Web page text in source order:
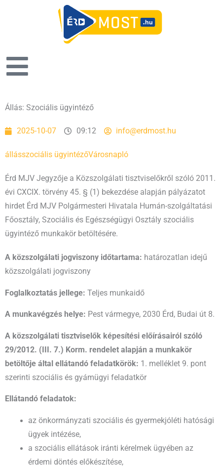
Állás: Szociális ügyintéző
2025-10-07 09:12 info@erdmost.hu
állásszociális ügyintézőVárosnapló
Érd MJV Jegyzője a Közszolgálati tisztviselőkről szóló 2011.
évi CXCIX. törvény 45. § (1) bekezdése alapján pályázatot
hirdet Érd MJV Polgármesteri Hivatala Humán-szolgáltatási
Főosztály, Szociális és Egészségügyi Osztály szociális
ügyintéző munkakör betöltésére.
A közszolgálati jogviszony időtartama: határozatlan idejű
közszolgálati jogviszony
Foglalkoztatás jellege: Teljes munkaidő
A munkavégzés helye: Pest vármegye, 2030 Érd, Budai út 8.
A közszolgálati tisztviselők képesítési előírásairól szóló
29/2012. (III. 7.) Korm. rendelet alapján a munkakör
betöltője által ellátandó feladatkörök: 1. melléklet 9. pont
szerinti szociális és gyámügyi feladatkör
Ellátandó feladatok:
az önkormányzati szociális és gyermekjóléti hatósági
ügyek intézése,
a szociális ellátások iránti kérelmek ügyében az
érdemi döntés előkészítése,